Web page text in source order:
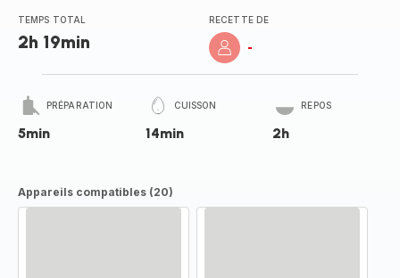
TEMPS TOTAL
2h 19min
RECETTE DE
-
PRÉPARATION
5min
CUISSON
14min
REPOS
2h
Appareils compatibles (20)